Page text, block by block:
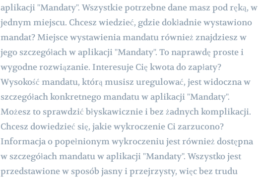
aplikacji "Mandaty". Wszystkie potrzebne dane masz pod ręką, w
jednym miejscu. Chcesz wiedzieć, gdzie dokładnie wystawiono
mandat? Miejsce wystawienia mandatu również znajdziesz w
jego szczegółach w aplikacji "Mandaty". To naprawdę proste i
wygodne rozwiązanie. Interesuje Cię kwota do zapłaty?
Wysokość mandatu, którą musisz uregulować, jest widoczna w
szczegółach konkretnego mandatu w aplikacji "Mandaty".
Możesz to sprawdzić błyskawicznie i bez żadnych komplikacji.
Chcesz dowiedzieć się, jakie wykroczenie Ci zarzucono?
Informacja o popełnionym wykroczeniu jest również dostępna
w szczegółach mandatu w aplikacji "Mandaty". Wszystko jest
przedstawione w sposób jasny i przejrzysty, więc bez trudu